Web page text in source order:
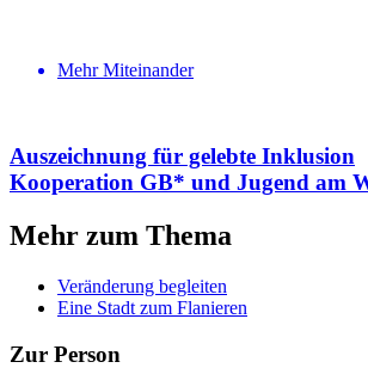
Mehr Miteinander
Auszeichnung für gelebte Inklusion
Kooperation GB* und Jugend am
Mehr zum Thema
Veränderung begleiten
Eine Stadt zum Flanieren
Zur Person